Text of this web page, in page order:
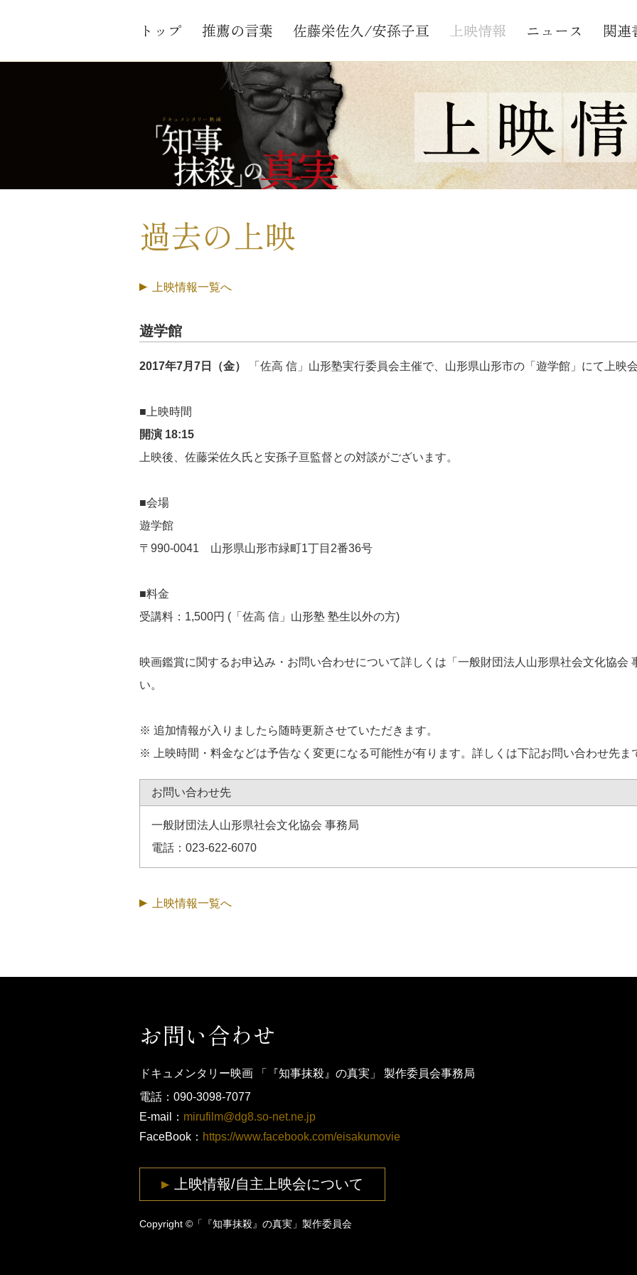
トップ 推薦の言葉 佐藤栄佐久/安孫子亘 上映情報 ニュース 関連
過去の上映
上映情報一覧へ
遊学館
2017年7月7日（金） 「佐高 信」山形塾実行委員会主催で、山形県山形市の「遊学館」にて上映
■上映時間
開演 18:15
上映後、佐藤栄佐久氏と安孫子亘監督との対談がございます。
■会場
遊学館
〒990-0041 山形県山形市緑町1丁目2番36号
■料金
受講料：1,500円 (「佐高 信」山形塾 塾生以外の方)
映画鑑賞に関するお申込み・お問い合わせについて詳しくは「一般財団法人山形県社会文化協会
い。
※ 追加情報が入りましたら随時更新させていただきます。
※ 上映時間・料金などは予告なく変更になる可能性が有ります。詳しくは下記お問い合わせ先ま
お問い合わせ先
一般財団法人山形県社会文化協会 事務局
電話：023-622-6070
上映情報一覧へ
お問い合わせ
ドキュメンタリー映画 「『知事抹殺』の真実」 製作委員会事務局
電話：090-3098-7077
E-mail： mirufilm@dg8.so-net.ne.jp
FaceBook： https://www.facebook.com/eisakumovie
上映情報/自主上映会について
Copyright ©「『知事抹殺』の真実」製作委員会